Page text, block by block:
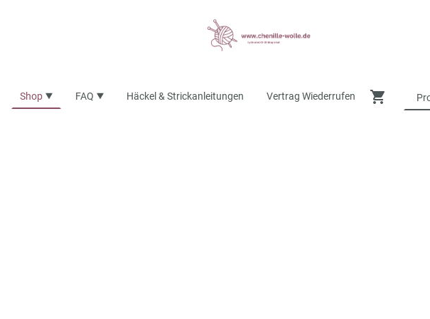
Shop FAQ Häckel & Strickanleitungen Vertrag Wiederrufen